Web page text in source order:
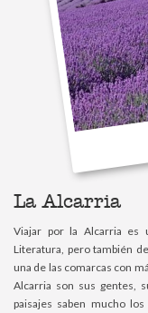
La Alcarria
Viajar por la Alcarria es
Literatura, pero también
una de las comarcas con
Alcarria son sus gentes,
paisajes saben mucho